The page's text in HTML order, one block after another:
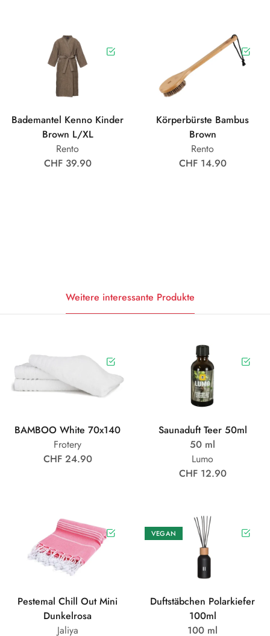
Bademantel Kenno Kinder
Brown L/XL
Rento
CHF 39.90
Körperbürste Bambus
Brown
Rento
CHF 14.90
Weitere interessante Produkte
BAMBOO White 70x140
Frotery
CHF 24.90
Saunaduft Teer 50ml
50 ml
Lumo
CHF 12.90
Pestemal Chill Out Mini
Dunkelrosa
Jaliya
VEGAN
Duftstäbchen Polarkiefer
100ml
100 ml